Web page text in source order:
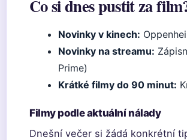
Co si dnes pustit za
Novinky v kinech:
Novinky na streamu:
Prime)
Krátké filmy do 90 minut:
Filmy podle aktuální nálady
Dnešní večer si žádá konkrétní